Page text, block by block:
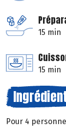
15 min
15 min
Pour 4